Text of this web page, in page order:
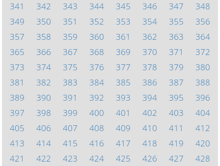
341
342 343 344 345 346 347
348
349
350 351 352 353 354 355
356
357
358 359 360 361 362 363
364
365
366 367 368 369 370 371
372
373
374 375 376 377 378 379
380
381
382 383 384 385 386 387
388
389
390 391 392 393 394 395
396
397
398 399 400 401 402 403
404
405
406 407 408 409 410 411
412
413
414 415 416 417 418 419
420
421
422 423 424 425 426 427 428